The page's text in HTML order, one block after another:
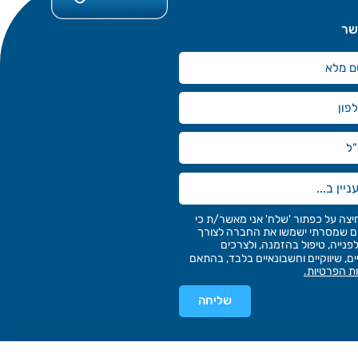
על כפתור 'שלח' אני מאשר/ת כי
שמסרתי ישמשו את החברה לצורך
טיפול בהזמנה, ולצרכים
שיווקיים וחשבונאיים בלבד, בהתאם
הפרטיות.
שליחה